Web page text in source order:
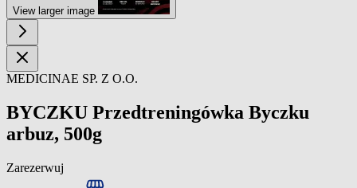
View larger image
MEDICINAE SP. Z O.O.
BYCZKU Przedtreningówka Byczku
arbuz, 500g
Zarezerwuj